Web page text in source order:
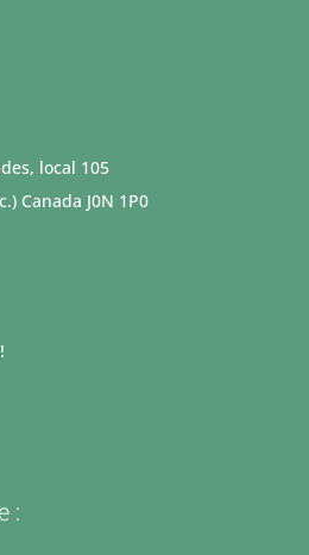
local 105
Canada J0N 1P0
: